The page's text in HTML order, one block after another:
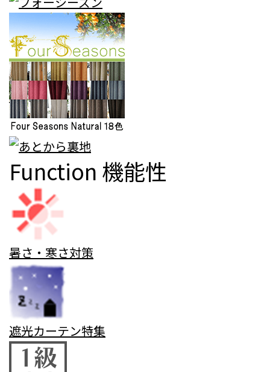
Function 機能性
暑さ・寒さ対策
遮光カーテン特集